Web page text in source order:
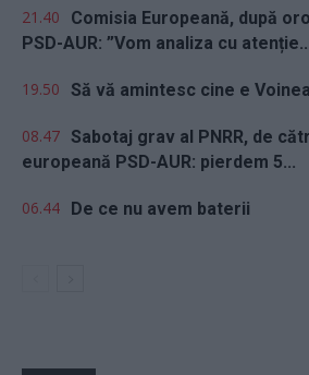
21.40
Comisia Europeană, după
PSD-AUR: ”Vom analiza cu
19.50 Să vă amintesc cine e
08.47 Sabotaj grav al PNRR, de
europeană PSD-AUR: pierdem 5...
06.44 De ce nu avem baterii